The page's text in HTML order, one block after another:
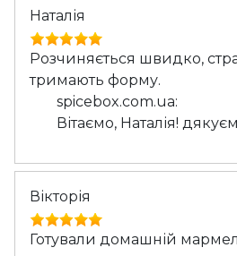
Наталія
Розчиняється швидко,
тримають форму.
spicebox.com.ua:
Вітаємо, Наталія!
Вікторія
Готували домашній